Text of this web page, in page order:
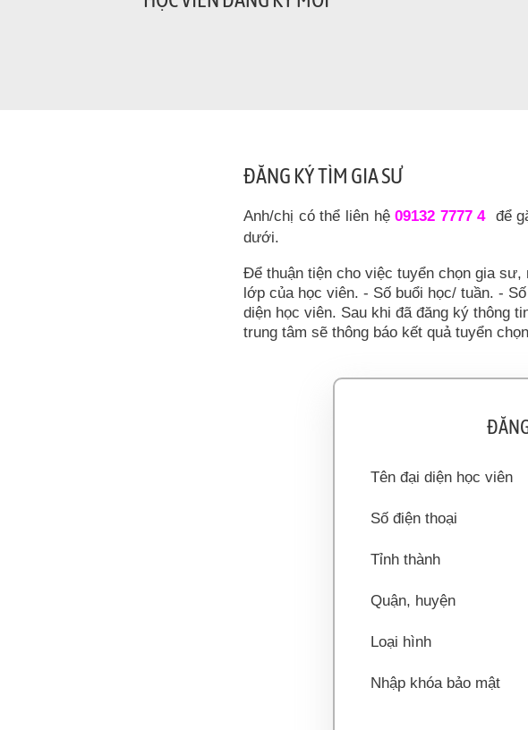
ĐĂNG KÝ TÌM GIA SƯ
Anh/chị có thể liên hệ09132 7777 4
để
dưới.
Để thuận tiện cho việc tuyển chọn gia
lớp của học viên. - Số buổi học/ tuần. -
diện học viên. Sau khi đã đăng ký thông
trung tâm sẽ thông báo kết quả tuyển
Tên đại diện học viên
Số điện thoại
Tỉnh thành
Quận, huyện
Loại hình
Nhập khóa bảo mật